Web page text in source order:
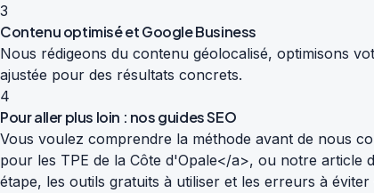
3
Contenu optimisé et Google Business
Nous rédigeons du contenu géolocalisé, optimisons
ajustée pour des résultats concrets.
4
Pour aller plus loin : nos guides SEO
Vous voulez comprendre la méthode avant de nous
pour les TPE de la Côte d'Opale</a>, ou notre
étape, les outils gratuits à utiliser et les erreurs à